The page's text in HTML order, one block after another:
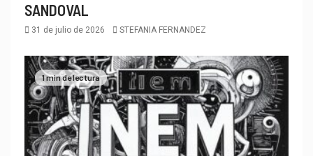
SANDOVAL
31 de julio de 2026 STEFANIA FERNANDEZ
1 min de lectura